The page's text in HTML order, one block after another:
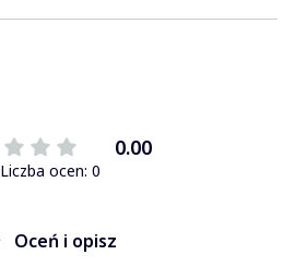
0.00
Liczba ocen: 0
Oceń i opisz